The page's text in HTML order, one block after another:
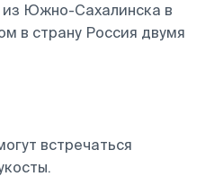
Южно-Сахалинска в
в страну Россия двумя
встречаться